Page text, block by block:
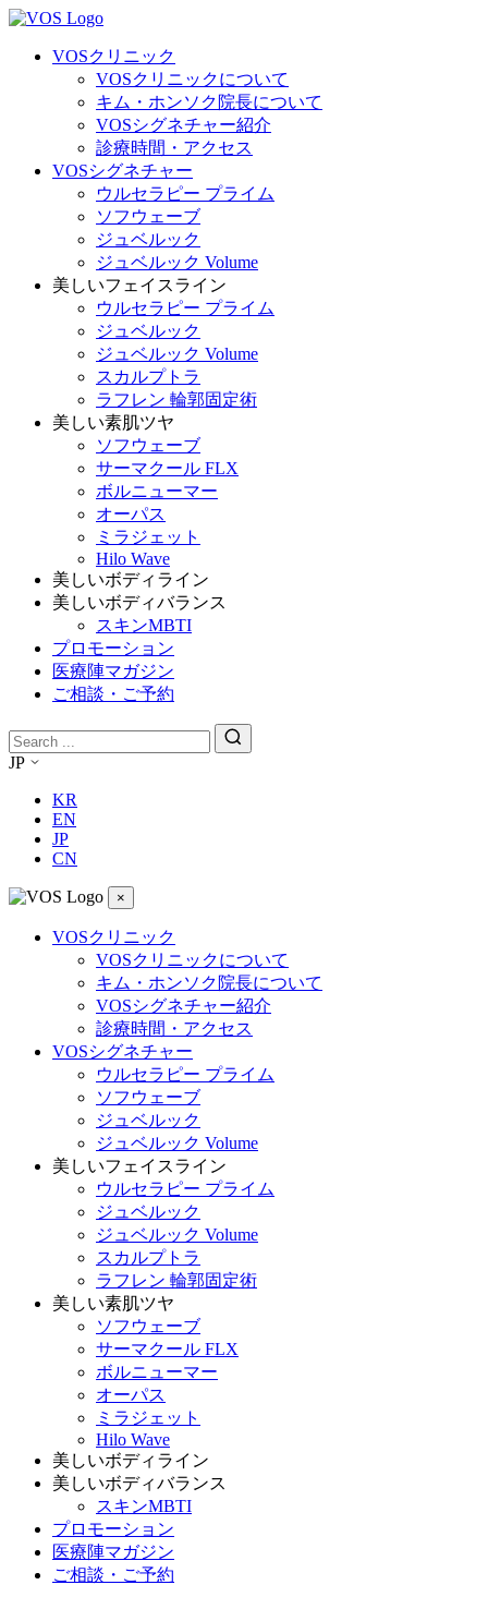
VOSクリニック
VOSクリニックについて
キム・ホンソク院長について
VOSシグネチャー紹介
診療時間・アクセス
VOSシグネチャー
ウルセラピー プライム
ソフウェーブ
ジュベルック
ジュベルック Volume
美しいフェイスライン
ウルセラピー プライム
ジュベルック
ジュベルック Volume
スカルプトラ
ラフレン 輪郭固定術
美しい素肌ツヤ
ソフウェーブ
サーマクール FLX
ボルニューマー
オーパス
ミラジェット
Hilo Wave
美しいボディライン
美しいボディバランス
スキンMBTI
プロモーション
医療陣マガジン
ご相談・ご予約
JP
KR
EN
JP
CN
×
VOSクリニック
VOSクリニックについて
キム・ホンソク院長について
VOSシグネチャー紹介
診療時間・アクセス
VOSシグネチャー
ウルセラピー プライム
ソフウェーブ
ジュベルック
ジュベルック Volume
美しいフェイスライン
ウルセラピー プライム
ジュベルック
ジュベルック Volume
スカルプトラ
ラフレン 輪郭固定術
美しい素肌ツヤ
ソフウェーブ
サーマクール FLX
ボルニューマー
オーパス
ミラジェット
Hilo Wave
美しいボディライン
美しいボディバランス
スキンMBTI
プロモーション
医療陣マガジン
ご相談・ご予約